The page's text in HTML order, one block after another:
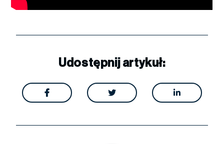
Udostępnij artykuł:
  